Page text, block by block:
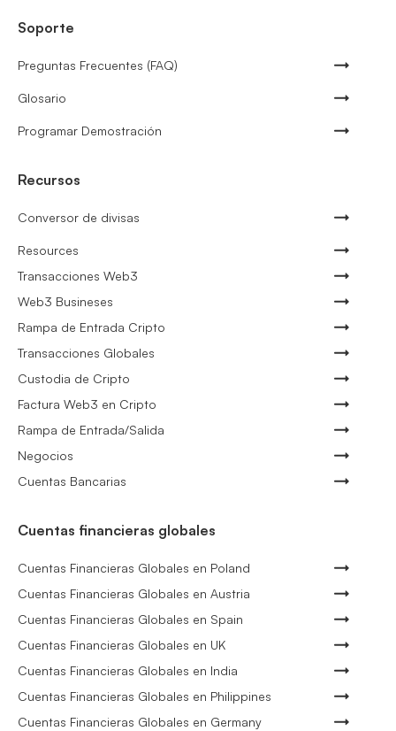
Soporte
Preguntas Frecuentes (FAQ)
Glosario
Programar Demostración
Recursos
Conversor de divisas
Resources
Transacciones Web3
Web3 Busineses
Rampa de Entrada Cripto
Transacciones Globales
Custodia de Cripto
Factura Web3 en Cripto
Rampa de Entrada/Salida
Negocios
Cuentas Bancarias
Cuentas financieras globales
Cuentas Financieras Globales en Poland
Cuentas Financieras Globales en Austria
Cuentas Financieras Globales en Spain
Cuentas Financieras Globales en UK
Cuentas Financieras Globales en India
Cuentas Financieras Globales en Philippines
Cuentas Financieras Globales en Germany